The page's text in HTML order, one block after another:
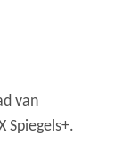
van
Spiegels+.